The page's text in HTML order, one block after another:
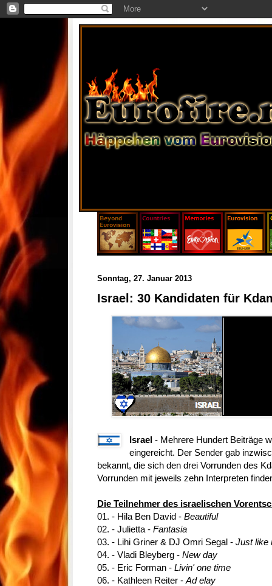
Sonntag, 27. Januar 2013
Israel: 30 Kandidaten für
Israel- Mehrere Hundert Beiträge
eingereicht. Der Sender gab
bekannt, die sich den drei Vorrunden des
Vorrunden mit jeweils zehn Interpreten
Die Teilnehmer des israelischen
01. - Hila Ben David - Beautiful
02. - Julietta - Fantasia
03. - Lihi Griner & DJ Omri Segal - Just like
04. - Vladi Bleyberg - New day
05. - Eric Forman - Livin' one time
06. - Kathleen Reiter - Ad elay